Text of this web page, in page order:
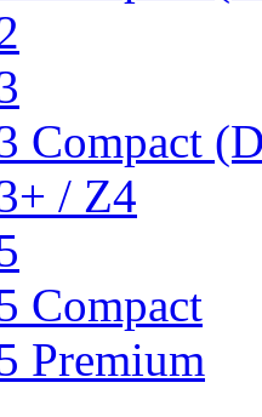
Compact
/ Z4
Compact
Premium